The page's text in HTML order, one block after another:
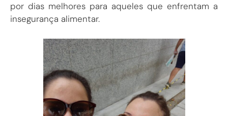
por dias melhores para aqueles que enfrentam a
insegurança alimentar.